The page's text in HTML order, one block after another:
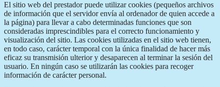
El sitio web del prestador puede utilizar cookies (pequeños archivos
de información que el servidor envía al ordenador de quien accede a
la página) para llevar a cabo determinadas funciones que son
consideradas imprescindibles para el correcto funcionamiento y
visualización del sitio. Las cookies utilizadas en el sitio web tienen,
en todo caso, carácter temporal con la única finalidad de hacer más
eficaz su transmisión ulterior y desaparecen al terminar la sesión del
usuario. En ningún caso se utilizarán las cookies para recoger
información de carácter personal.